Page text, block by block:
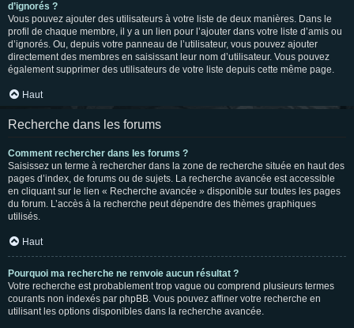
d’ignorés ?
Vous pouvez ajouter des utilisateurs à votre liste de deux manières. Dans le
profil de chaque membre, il y a un lien pour l’ajouter dans votre liste d’amis ou
d’ignorés. Ou, depuis votre panneau de l’utilisateur, vous pouvez ajouter
directement des membres en saisissant leur nom d’utilisateur. Vous pouvez
également supprimer des utilisateurs de votre liste depuis cette même page.
Haut
Recherche dans les forums
Comment rechercher dans les forums ?
Saisissez un terme à rechercher dans la zone de recherche située en haut des
pages d’index, de forums ou de sujets. La recherche avancée est accessible
en cliquant sur le lien « Recherche avancée » disponible sur toutes les pages
du forum. L’accès à la recherche peut dépendre des thèmes graphiques
utilisés.
Haut
Pourquoi ma recherche ne renvoie aucun résultat ?
Votre recherche est probablement trop vague ou comprend plusieurs termes
courants non indexés par phpBB. Vous pouvez affiner votre recherche en
utilisant les options disponibles dans la recherche avancée.